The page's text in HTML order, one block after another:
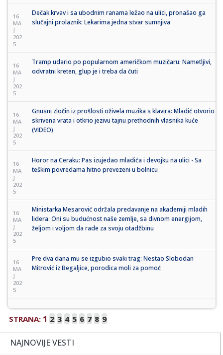
16
MA
J
202
5
Dečak krvav i sa ubodnim ranama ležao na ulici, pronašao ga
slučajni prolaznik: Lekarima jedna stvar sumnjiva
16
MA
J
202
5
Tramp udario po popularnom američkom muzičaru: Nametljivi,
odvratni kreten, glup je i treba da ćuti
16
MA
J
202
5
Gnusni zločin iz prošlosti oživela muzika s klavira: Mladić otvorio
skrivena vrata i otkrio jezivu tajnu prethodnih vlasnika kuće
(VIDEO)
16
MA
J
202
5
Horor na Ceraku: Pas izujedao mladića i devojku na ulici - Sa
teškim povredama hitno prevezeni u bolnicu
16
MA
J
202
5
Ministarka Mesarović održala predavanje na akademiji mladih
lidera: Oni su budućnost naše zemlje, sa divnom energijom,
željom i voljom da rade za svoju otadžbinu
16
MA
J
202
5
Pre dva dana mu se izgubio svaki trag: Nestao Slobodan
Mitrović iz Begaljice, porodica moli za pomoć
STRANA: 1 2 3 4 5 6 7 8 9
NAJNOVIJE VESTI